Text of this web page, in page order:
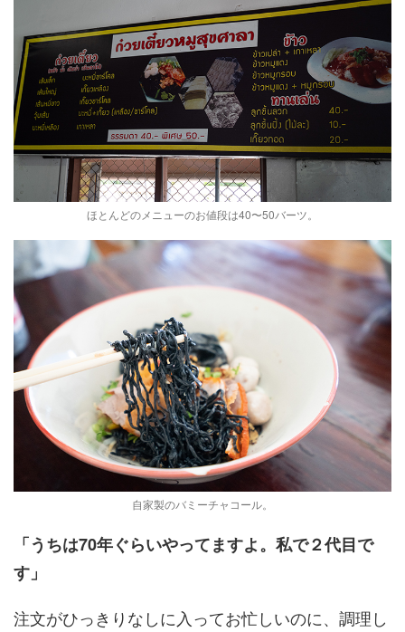
ほとんどのメニューのお値段は40〜50バーツ。
自家製のバミーチャコール。
「うちは70年ぐらいやってますよ。私で２代目で
す」
注文がひっきりなしに入ってお忙しいのに、調理し